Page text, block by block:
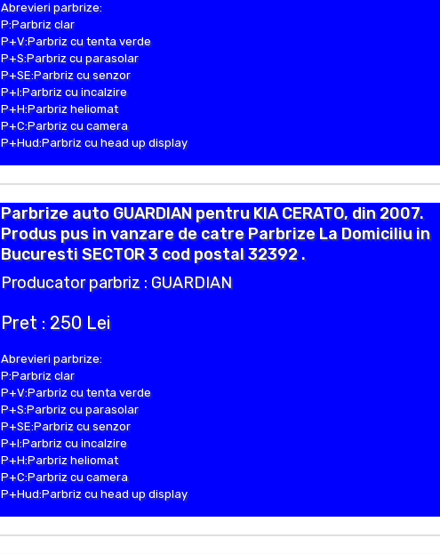
Abrevieri parbrize:
P:Parbriz clar
P+V:Parbriz cu tenta verde
P+S:Parbriz cu parasolar
P+SE:Parbriz cu senzor
P+I:Parbriz cu incalzire
P+H:Parbriz heliomat
P+C:Parbriz cu camera
P+Hud:Parbriz cu head up display
Parbrize auto GUARDIAN pentru KIA CERATO, din 2007.
Produs pus in vanzare de catre Parbrize La Domiciliu in
Bucuresti SECTOR 3 cod postal 32392 .
Producator parbriz : GUARDIAN
Pret : 250 Lei
Abrevieri parbrize:
P:Parbriz clar
P+V:Parbriz cu tenta verde
P+S:Parbriz cu parasolar
P+SE:Parbriz cu senzor
P+I:Parbriz cu incalzire
P+H:Parbriz heliomat
P+C:Parbriz cu camera
P+Hud:Parbriz cu head up display